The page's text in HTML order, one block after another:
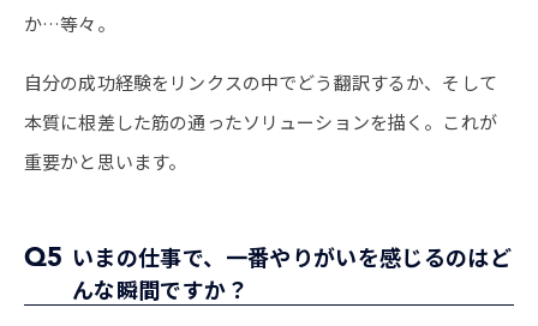
か…等々。
自分の成功経験をリンクスの中でどう翻訳するか、そして
本質に根差した筋の通ったソリューションを描く。これが
重要かと思います。
Q5 いまの仕事で、一番やりがいを感じるのはど
んな瞬間ですか？